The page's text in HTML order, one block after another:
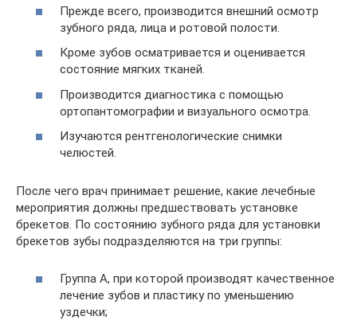
Прежде всего, производится внешний осмотр
зубного ряда, лица и ротовой полости.
Кроме зубов осматривается и оценивается
состояние мягких тканей.
Производится диагностика с помощью
ортопантомографии и визуального осмотра.
Изучаются рентгенологические снимки
челюстей.
После чего врач принимает решение, какие лечебные
мероприятия должны предшествовать установке
брекетов. По состоянию зубного ряда для установки
брекетов зубы подразделяются на три группы:
Группа А, при которой производят качественное
лечение зубов и пластику по уменьшению
уздечки;